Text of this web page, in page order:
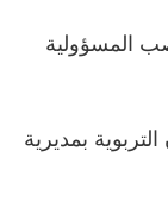
المسؤولية
بمديرية